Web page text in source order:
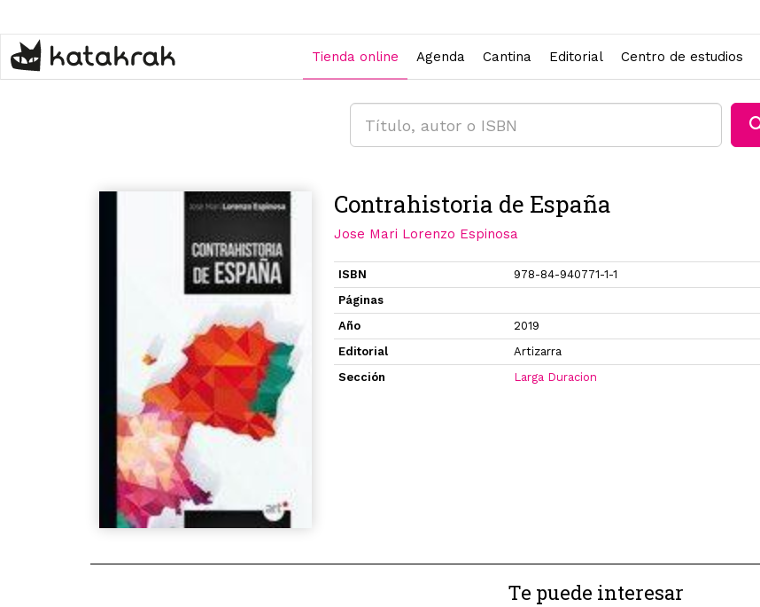
contenido
principal
Tienda online Agenda Cantina Editorial Centro de estudios
Contrahistoria de España
Jose Mari Lorenzo Espinosa
ISBN
978-84-940771-1-1
Páginas
Año
2019
Editorial
Artizarra
Sección
Larga Duracion
Te puede interesar